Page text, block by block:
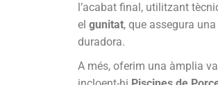
l’acabat final, utilitzant
el gunitat, que assegura
duradora.
A més, oferim una àmplia